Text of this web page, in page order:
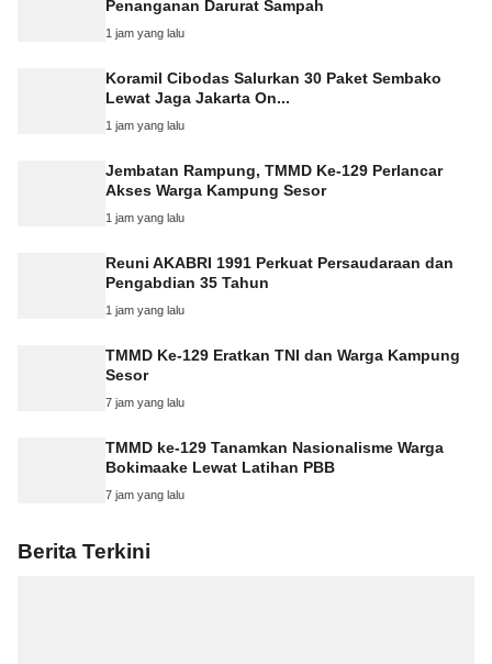
Penanganan Darurat Sampah
1 jam yang lalu
Koramil Cibodas Salurkan 30 Paket Sembako
Lewat Jaga Jakarta On...
1 jam yang lalu
Jembatan Rampung, TMMD Ke-129 Perlancar
Akses Warga Kampung Sesor
1 jam yang lalu
Reuni AKABRI 1991 Perkuat Persaudaraan dan
Pengabdian 35 Tahun
1 jam yang lalu
TMMD Ke-129 Eratkan TNI dan Warga Kampung
Sesor
7 jam yang lalu
TMMD ke-129 Tanamkan Nasionalisme Warga
Bokimaake Lewat Latihan PBB
7 jam yang lalu
Berita Terkini